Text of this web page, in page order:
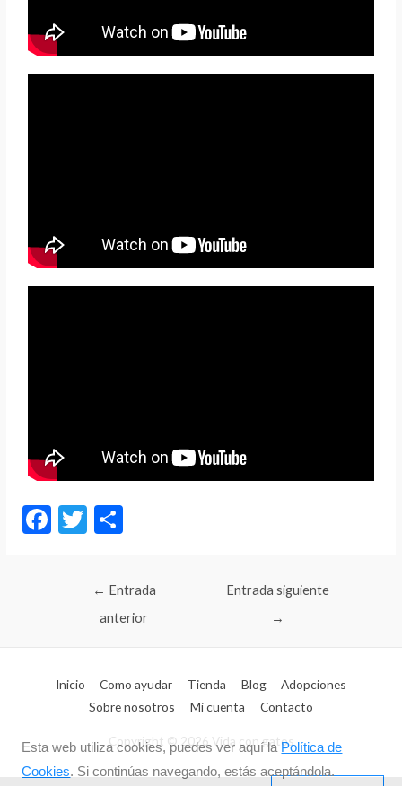
F
k
T
itt
er
m
p
ar
r
← Entrada
anterior
Entrada siguiente
→
Inicio Como ayudar Tienda Blog
Adopciones
Sobre nosotros
Mi cuenta Contacto
Copyright © 2026 Vida con gatos
Esta web utiliza cookies, puedes ver aquí laPolítica de
Cookies. Si continúas navegando, estás aceptándola.